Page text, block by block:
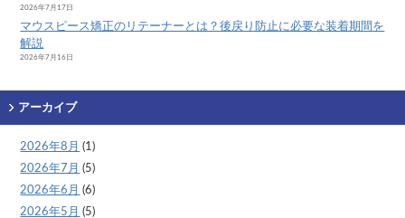
2026年7月17日
マウスピース矯正のリテーナーとは？後戻り防止に必要な装着期間を
解説
2026年7月16日
アーカイブ
2026年8月 (1)
2026年7月 (5)
2026年6月 (6)
2026年5月 (5)